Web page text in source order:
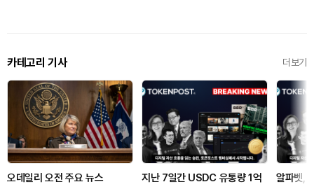
카테고리 기사 더보기
오데일리 오전 주요 뉴스
지난 7일간 USDC 유통량 1억
알파벳,